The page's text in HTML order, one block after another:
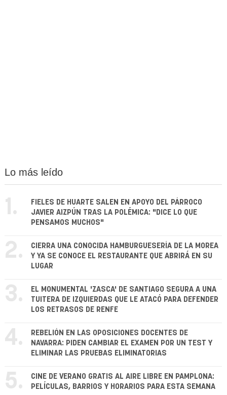
Lo más leído
1.
FIELES DE HUARTE SALEN EN APOYO DEL PÁRROCO
JAVIER AIZPÚN TRAS LA POLÉMICA: "DICE LO QUE
PENSAMOS MUCHOS"
2.
CIERRA UNA CONOCIDA HAMBURGUESERÍA DE LA MOREA
Y YA SE CONOCE EL RESTAURANTE QUE ABRIRÁ EN SU
LUGAR
3.
EL MONUMENTAL 'ZASCA' DE SANTIAGO SEGURA A UNA
TUITERA DE IZQUIERDAS QUE LE ATACÓ PARA DEFENDER
LOS RETRASOS DE RENFE
4.
REBELIÓN EN LAS OPOSICIONES DOCENTES DE
NAVARRA: PIDEN CAMBIAR EL EXAMEN POR UN TEST Y
ELIMINAR LAS PRUEBAS ELIMINATORIAS
5.
CINE DE VERANO GRATIS AL AIRE LIBRE EN PAMPLONA:
PELÍCULAS, BARRIOS Y HORARIOS PARA ESTA SEMANA